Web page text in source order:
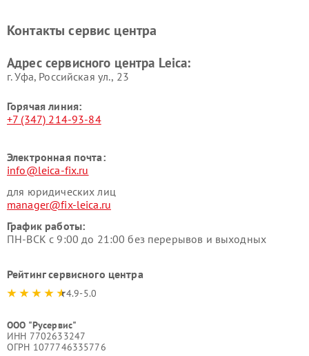
Контакты сервис центра
Адрес сервисного центра Leica:
г. Уфа, Российская ул., 23
Горячая линия:
+7 (347) 214-93-84
Электронная почта:
info@leica-fix.ru
для юридических лиц
manager@fix-leica.ru
График работы:
ПН-ВСК с 9:00 до 21:00 без перерывов и выходных
Рейтинг сервисного центра
4.9-5.0
ООО "Русервис"
ИНН 7702633247
ОГРН 1077746335776